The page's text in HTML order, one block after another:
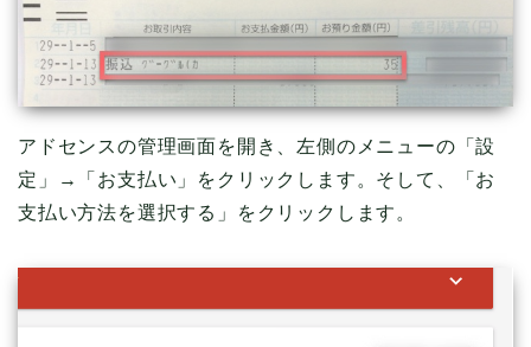
アドセンスの管理画面を開き、左側のメニューの「設
定」→「お支払い」をクリックします。そして、「お
支払い方法を選択する」をクリックします。